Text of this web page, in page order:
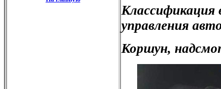
Классификация
управления
Коршун,